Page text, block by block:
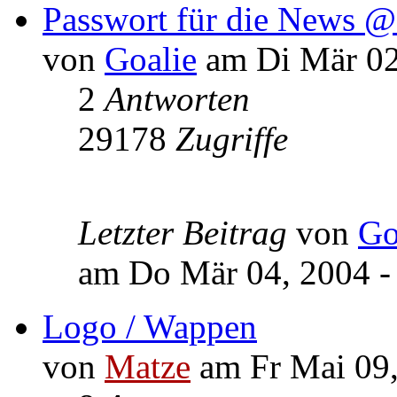
Passwort für die News
von Goalie am Di Mär
2Antworten
29178 Zugriffe
Letzter Beitrag von
am Do Mär 04, 2004
Logo / Wappen
von Matze am Fr Mai